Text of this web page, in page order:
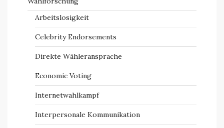
Arbeitslosigkeit
Celebrity Endorsements
Direkte Wähleransprache
Economic Voting
Internetwahlkampf
Interpersonale Kommunikation